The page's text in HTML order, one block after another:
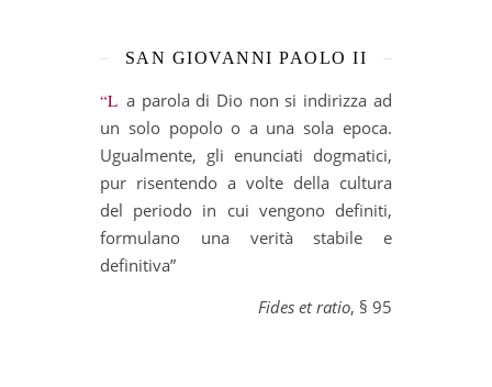
SAN GIOVANNI PAOLO II
“La parola di Dio non si indirizza ad
un solo popolo o a una sola epoca.
Ugualmente, gli enunciati dogmatici,
pur risentendo a volte della cultura
del periodo in cui vengono definiti,
formulano una verità stabile e
definitiva”
Fides et ratio, § 95